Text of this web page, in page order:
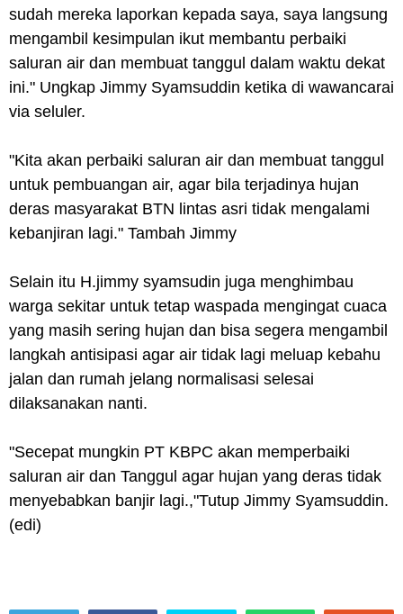
sudah mereka laporkan kepada saya, saya langsung
mengambil kesimpulan ikut membantu perbaiki
saluran air dan membuat tanggul dalam waktu dekat
ini." Ungkap Jimmy Syamsuddin ketika di wawancarai
via seluler.
"Kita akan perbaiki saluran air dan membuat tanggul
untuk pembuangan air, agar bila terjadinya hujan
deras masyarakat BTN lintas asri tidak mengalami
kebanjiran lagi." Tambah Jimmy
Selain itu H.jimmy syamsudin juga menghimbau
warga sekitar untuk tetap waspada mengingat cuaca
yang masih sering hujan dan bisa segera mengambil
langkah antisipasi agar air tidak lagi meluap kebahu
jalan dan rumah jelang normalisasi selesai
dilaksanakan nanti.
"Secepat mungkin PT KBPC akan memperbaiki
saluran air dan Tanggul agar hujan yang deras tidak
menyebabkan banjir lagi.,"Tutup Jimmy Syamsuddin.
(edi)